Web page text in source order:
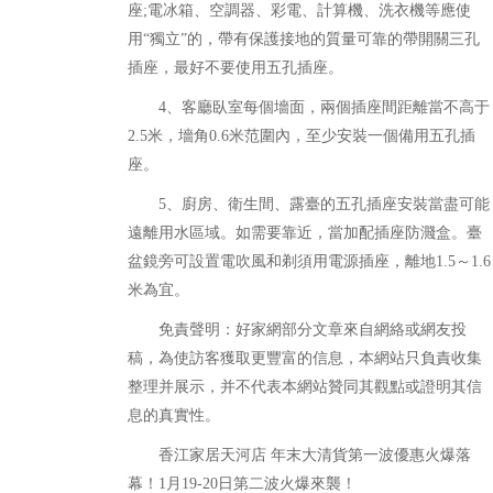
座;電冰箱、空調器、彩電、計算機、洗衣機等應使
用“獨立”的，帶有保護接地的質量可靠的帶開關三孔
插座，最好不要使用五孔插座。
4、客廳臥室每個墻面，兩個插座間距離當不高于
2.5米，墻角0.6米范圍內，至少安裝一個備用五孔插
座。
5、廚房、衛生間、露臺的五孔插座安裝當盡可能
遠離用水區域。如需要靠近，當加配插座防濺盒。臺
盆鏡旁可設置電吹風和剃須用電源插座，離地1.5～1.6
米為宜。
免責聲明：好家網部分文章來自網絡或網友投
稿，為使訪客獲取更豐富的信息，本網站只負責收集
整理并展示，并不代表本網站贊同其觀點或證明其信
息的真實性。
香江家居天河店 年末大清貨第一波優惠火爆落
幕！1月19-20日第二波火爆來襲！